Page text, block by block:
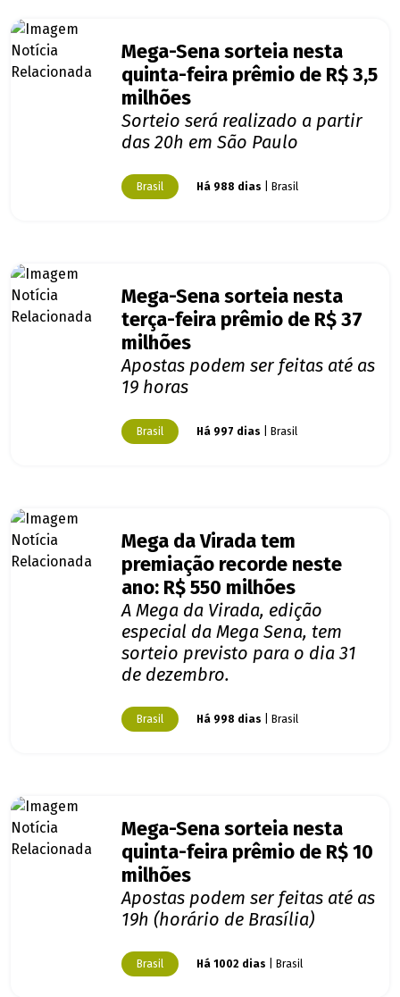
Mega-Sena sorteia nesta
quinta-feira prêmio de R$ 3,5
milhões
Sorteio será realizado a partir
das 20h em São Paulo
Brasil Há 988 dias | Brasil
Mega-Sena sorteia nesta
terça-feira prêmio de R$ 37
milhões
Apostas podem ser feitas até as
19 horas
Brasil Há 997 dias | Brasil
Mega da Virada tem
premiação recorde neste
ano: R$ 550 milhões
A Mega da Virada, edição
especial da Mega Sena, tem
sorteio previsto para o dia 31
de dezembro.
Brasil Há 998 dias | Brasil
Mega-Sena sorteia nesta
quinta-feira prêmio de R$ 10
milhões
Apostas podem ser feitas até as
19h (horário de Brasília)
Brasil Há 1002 dias | Brasil